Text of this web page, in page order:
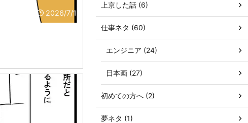
2026/7/1
上京した話 (6)
仕事ネタ (60)
エンジニア (24)
日本画 (27)
初めての方へ (2)
夢ネタ (1)